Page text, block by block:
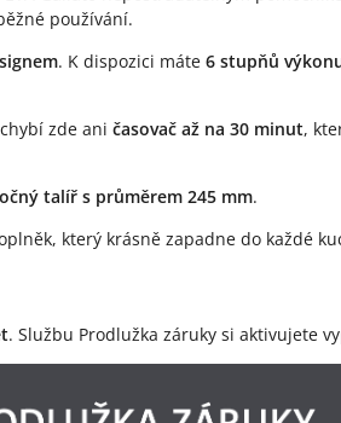
používání.
. K dispozici máte 6 stupňů
zde ani časovač až na 30 minut,
talíř s průměrem 245 mm.
který krásně zapadne do každé
. Službu Prodlužka záruky si aktivujete